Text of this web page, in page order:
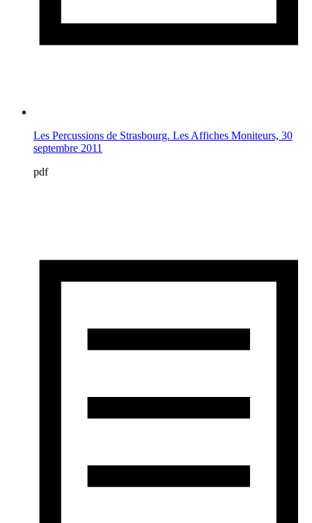
Les Percussions de Strasbourg. Les Affiches Moniteurs, 30
septembre 2011
pdf